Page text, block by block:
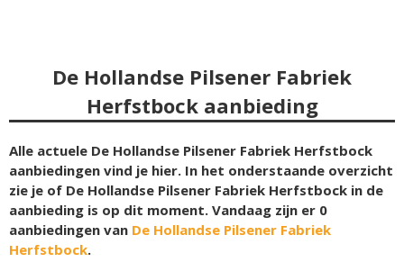
De Hollandse Pilsener Fabriek
Herfstbock aanbieding
Alle actuele De Hollandse Pilsener Fabriek Herfstbock
aanbiedingen vind je hier. In het onderstaande overzicht
zie je of De Hollandse Pilsener Fabriek Herfstbock in de
aanbieding is op dit moment. Vandaag zijn er 0
aanbiedingen van De Hollandse Pilsener Fabriek
Herfstbock.